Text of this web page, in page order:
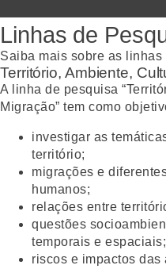
Linhas de
Saiba mais sobre as
Território, Ambiente,
A linha de pesquisa
Migração” tem como
investigar as
território;
migrações e
humanos;
relações entre
questões
temporais e espaciais;
riscos e impactos